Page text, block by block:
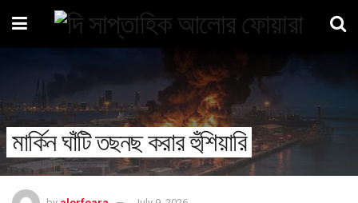
মার্কিন ঘাঁটি তছনছ করার হুঁশিয়ারি